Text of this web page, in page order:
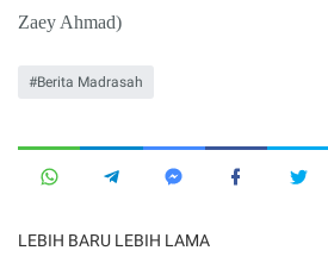
Zaey Ahmad)
Berita Madrasah
LEBIH BARU LEBIH LAMA